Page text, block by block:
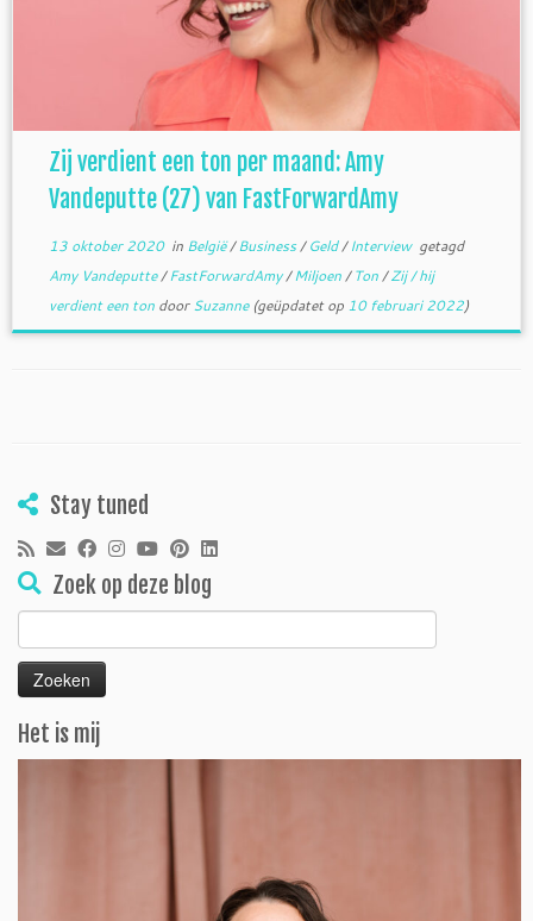
Zij verdient een ton per maand: Amy
Vandeputte (27) van FastForwardAmy
13 oktober 2020in België/Business/Geld/Interview getagd
Amy Vandeputte/FastForwardAmy/Miljoen/Ton/Zij / hij
verdient een ton doorSuzanne(geüpdatet op 10 februari 2022)
Stay tuned
Zoek op deze blog
Zoeken
naar:
Het is mij